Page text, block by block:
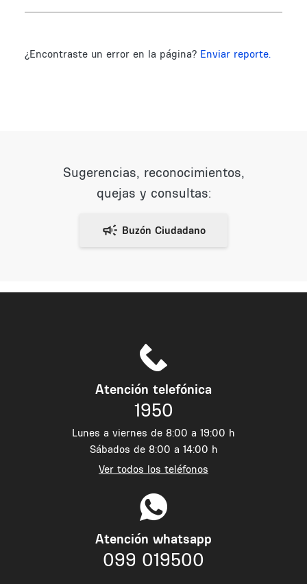
¿Encontraste un error en la página? Enviar reporte.
Sugerencias, reconocimientos,
quejas y consultas:
Atención telefónica
1950
Lunes a viernes de 8:00 a 19:00 h
Sábados de 8:00 a 14:00 h
Ver todos los teléfonos
Atención whatsapp
099 019500